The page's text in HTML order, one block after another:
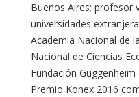
Buenos Aires; profesor
universidades
Academia Nacional de
Nacional de Ciencias
Fundación
Premio Konex 2016